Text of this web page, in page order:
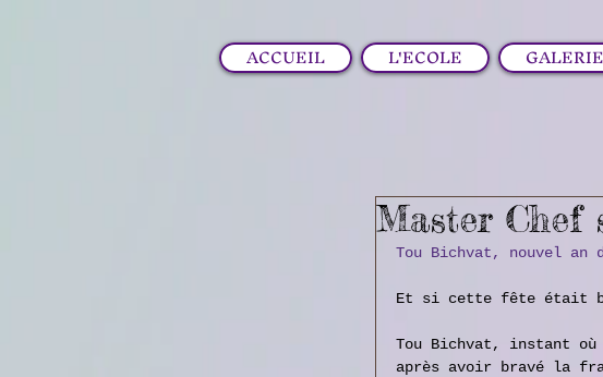
ACCUEIL L'ECOLE GALERIE
Master Chef
Tou Bichvat, nouvel
Et si cette fête était
Tou Bichvat, instant
après avoir bravé la